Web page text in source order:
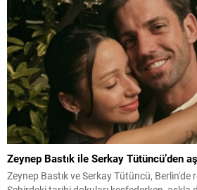
Zeynep Bastık ile Serkay Tütüncü’den
Zeynep Bastık ve Serkay Tütüncü,